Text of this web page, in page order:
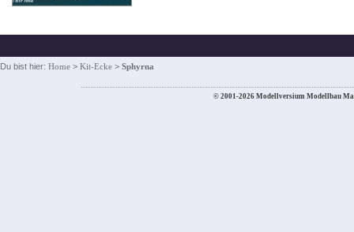
Du bist hier: Home > Kit-Ecke > Sphyrna
© 2001-2026 Modellversium Modellbau